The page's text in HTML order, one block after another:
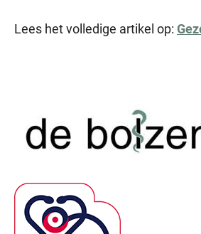
Lees het volledige artikel op: